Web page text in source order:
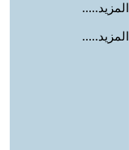
المزيد.....
المزيد.....